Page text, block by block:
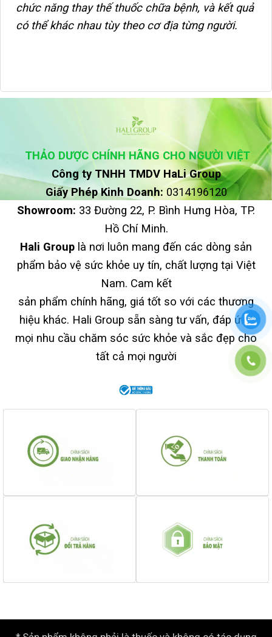
chức năng thay thế thuốc chữa bệnh, và kết quả
có thể khác nhau tùy theo cơ địa từng người.
THẢO DƯỢC CHÍNH HÃNG CHO NGƯỜI VIỆT
Công ty TNHH TMDV HaLi Group
Giấy Phép Kinh Doanh: 0314196120
Showroom: 33 Đường 22, P. Bình Hưng Hòa, TP.
Hồ Chí Minh.
Hali Group là nơi luôn mang đến các dòng sản
phẩm bảo vệ sức khỏe uy tín, chất lượng tại Việt
Nam. Cam kết
sản phẩm chính hãng, giá tốt so với các thương
hiệu khác. Hali Group sẵn sàng tư vấn, đáp ứng
mọi nhu cầu chăm sóc sức khỏe và sắc đẹp cho
tất cả mọi người